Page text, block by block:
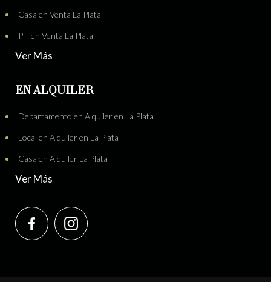
Casa en Venta La Plata
PH en Venta La Plata
Ver Más
EN ALQUILER
Departamento en Alquiler en La Plata
Local en Alquiler en La Plata
Casa en Alquiler La Plata
Ver Más